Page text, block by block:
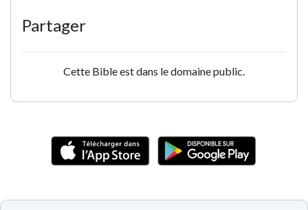
Partager
Cette Bible est dans le domaine public.